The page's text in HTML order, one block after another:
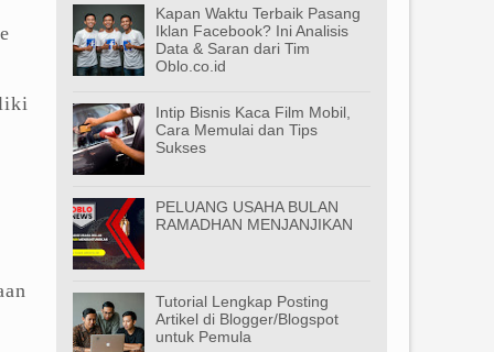
Kapan Waktu Terbaik Pasang
Iklan Facebook? Ini Analisis
Data & Saran dari Tim
Oblo.co.id
Intip Bisnis Kaca Film Mobil,
Cara Memulai dan Tips
Sukses
PELUANG USAHA BULAN
RAMADHAN MENJANJIKAN
Tutorial Lengkap Posting
Artikel di Blogger/Blogspot
untuk Pemula